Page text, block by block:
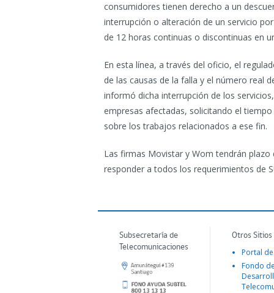
consumidores tienen derecho a un
interrupción o alteración de un servicio
de 12 horas continuas o discontinuas en
En esta línea, a través del oficio, el
de las causas de la falla y el número real
informó dicha interrupción de los
empresas afectadas, solicitando el
sobre los trabajos relacionados a ese fin.
Las firmas Movistar y Wom tendrán
responder a todos los requerimientos de
Subsecretaría de
Telecomunicaciones
Otros
Portal
Fondo